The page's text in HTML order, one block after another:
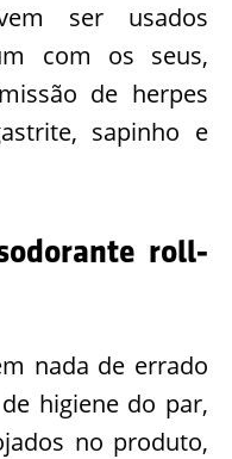
ser usados
com os seus,
de herpes
sapinho e
roll-
nada de errado
higiene do par,
no produto,